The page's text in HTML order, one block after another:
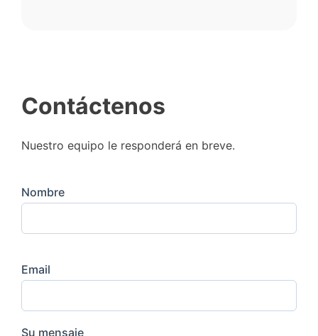
Contáctenos
Nuestro equipo le responderá en breve.
Nombre
Email
Su mensaje